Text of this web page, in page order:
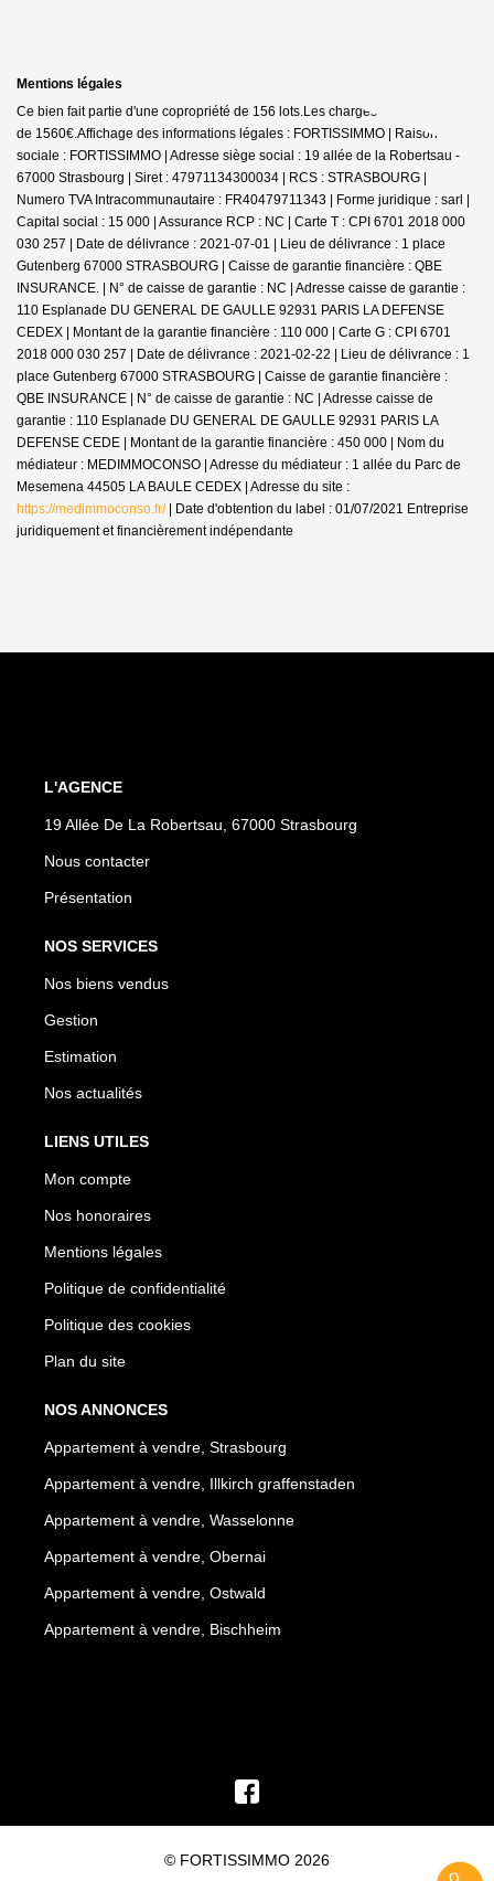
Mentions légales
Ce bien fait partie d'une copropriété de 156 lots.Les charges annuelles sont
de 1560€.Affichage des informations légales : FORTISSIMMO | Raison
sociale : FORTISSIMMO | Adresse siège social : 19 allée de la Robertsau -
67000 Strasbourg | Siret : 47971134300034 | RCS : STRASBOURG |
Numero TVA Intracommunautaire : FR40479711343 | Forme juridique : sarl |
Capital social : 15 000 | Assurance RCP : NC | Carte T : CPI 6701 2018 000
030 257 | Date de délivrance : 2021-07-01 | Lieu de délivrance : 1 place
Gutenberg 67000 STRASBOURG | Caisse de garantie financière : QBE
INSURANCE. | N° de caisse de garantie : NC | Adresse caisse de garantie :
110 Esplanade DU GENERAL DE GAULLE 92931 PARIS LA DEFENSE
CEDEX | Montant de la garantie financière : 110 000 | Carte G : CPI 6701
2018 000 030 257 | Date de délivrance : 2021-02-22 | Lieu de délivrance : 1
place Gutenberg 67000 STRASBOURG | Caisse de garantie financière :
QBE INSURANCE | N° de caisse de garantie : NC | Adresse caisse de
garantie : 110 Esplanade DU GENERAL DE GAULLE 92931 PARIS LA
DEFENSE CEDE | Montant de la garantie financière : 450 000 | Nom du
médiateur : MEDIMMOCONSO | Adresse du médiateur : 1 allée du Parc de
Mesemena 44505 LA BAULE CEDEX | Adresse du site :
https://medimmoconso.fr/| Date d'obtention du label : 01/07/2021 Entreprise
juridiquement et financièrement indépendante
L'AGENCE
19 Allée De La Robertsau, 67000 Strasbourg
Nous contacter
Présentation
NOS SERVICES
Nos biens vendus
Gestion
Estimation
Nos actualités
LIENS UTILES
Mon compte
Nos honoraires
Mentions légales
Politique de confidentialité
Politique des cookies
Plan du site
NOS ANNONCES
Appartement à vendre, Strasbourg
Appartement à vendre, Illkirch graffenstaden
Appartement à vendre, Wasselonne
Appartement à vendre, Obernai
Appartement à vendre, Ostwald
Appartement à vendre, Bischheim
© FORTISSIMMO 2026